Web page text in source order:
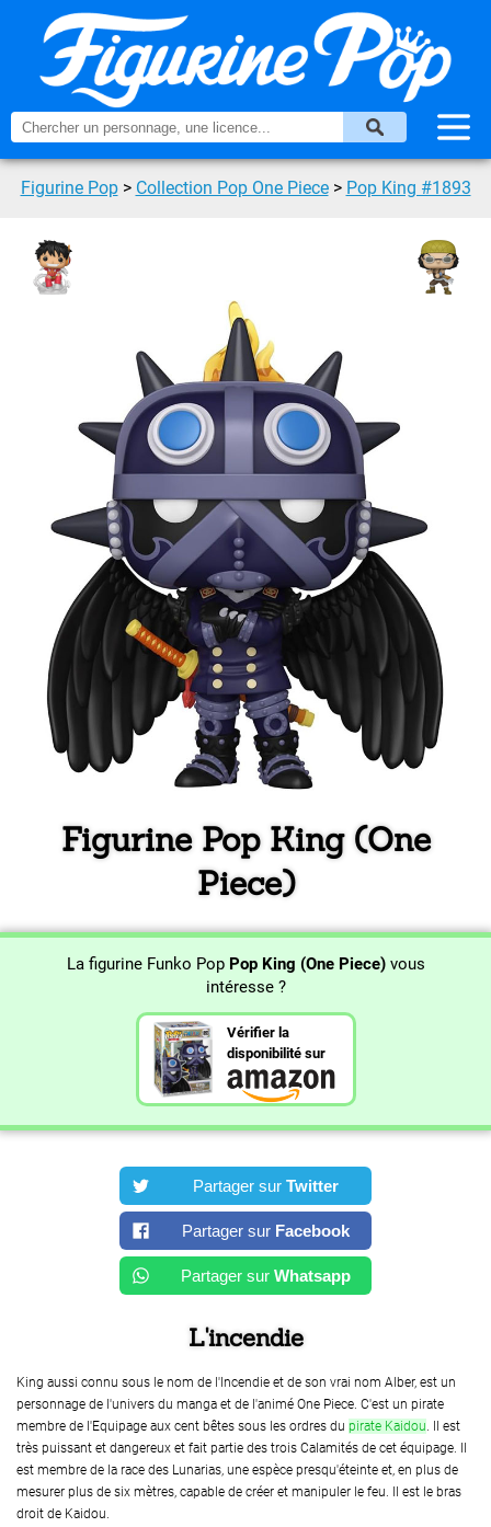
Figurine Pop > Collection Pop One Piece > Pop King #1893
Figurine Pop King (One
Piece)
La figurine Funko Pop Pop King (One Piece)vous
intéresse ?
Vérifier la
disponibilité sur
Partager sur Twitter
Partager sur Facebook
Partager sur Whatsapp
L'incendie
King aussi connu sous le nom de l'Incendie et de son vrai nom Alber, est un
personnage de l'univers du manga et de l'animé One Piece. C'est un pirate
membre de l'Equipage aux cent bêtes sous les ordres du pirate Kaidou. Il est
très puissant et dangereux et fait partie des trois Calamités de cet équipage. Il
est membre de la race des Lunarias, une espèce presqu'éteinte et, en plus de
mesurer plus de six mètres, capable de créer et manipuler le feu. Il est le bras
droit de Kaidou.